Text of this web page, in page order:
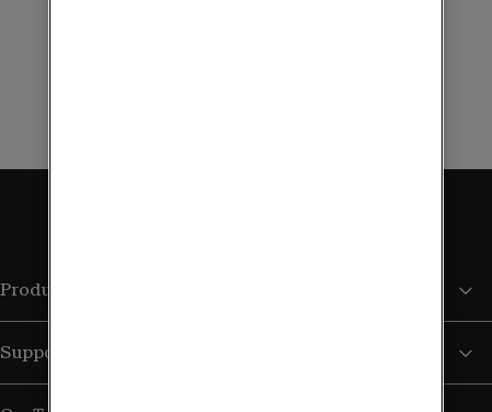
Produkter och tjänster
Support